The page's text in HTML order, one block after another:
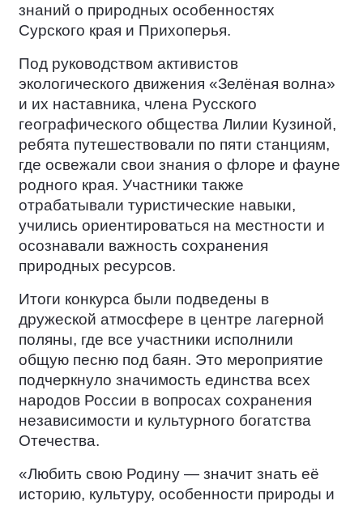
знаний о природных особенностях
Сурского края и Прихоперья.
Под руководством активистов
экологического движения «Зелёная волна»
и их наставника, члена Русского
географического общества Лилии Кузиной,
ребята путешествовали по пяти станциям,
где освежали свои знания о флоре и фауне
родного края. Участники также
отрабатывали туристические навыки,
учились ориентироваться на местности и
осознавали важность сохранения
природных ресурсов.
Итоги конкурса были подведены в
дружеской атмосфере в центре лагерной
поляны, где все участники исполнили
общую песню под баян. Это мероприятие
подчеркнуло значимость единства всех
народов России в вопросах сохранения
независимости и культурного богатства
Отечества.
«Любить свою Родину — значит знать её
историю, культуру, особенности природы и